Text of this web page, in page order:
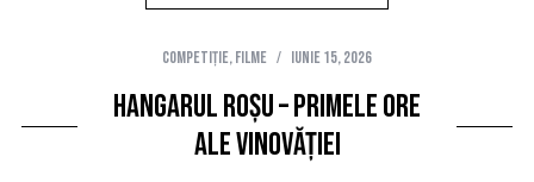
c
C
H
Competiție,Filme iunie 15, 2026
Hangarul roșu – primele ore
ale vinovăției